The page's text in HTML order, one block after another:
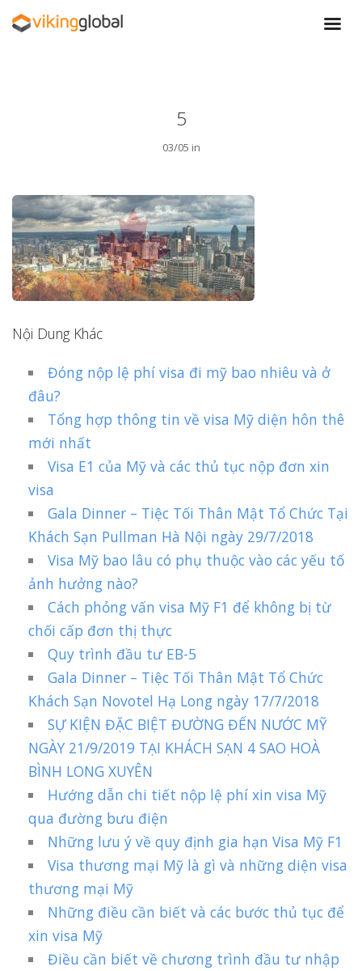
5
03/05 in
Nội Dung Khác
Đóng nộp lệ phí visa đi mỹ bao nhiêu và ở
đâu?
Tổng hợp thông tin về visa Mỹ diện hôn thê
mới nhất
Visa E1 của Mỹ và các thủ tục nộp đơn xin
visa
Gala Dinner – Tiệc Tối Thân Mật Tổ Chức Tại
Khách Sạn Pullman Hà Nội ngày 29/7/2018
Visa Mỹ bao lâu có phụ thuộc vào các yếu tố
ảnh hưởng nào?
Cách phỏng vấn visa Mỹ F1 để không bị từ
chối cấp đơn thị thực
Quy trình đầu tư EB-5
Gala Dinner – Tiệc Tối Thân Mật Tổ Chức
Khách Sạn Novotel Hạ Long ngày 17/7/2018
SỰ KIỆN ĐẶC BIỆT ĐƯỜNG ĐẾN NƯỚC MỸ
NGÀY 21/9/2019 TẠI KHÁCH SẠN 4 SAO HOÀ
BÌNH LONG XUYÊN
Hướng dẫn chi tiết nộp lệ phí xin visa Mỹ
qua đường bưu điện
Những lưu ý về quy định gia hạn Visa Mỹ F1
Visa thương mại Mỹ là gì và những diện visa
thương mại Mỹ
Những điều cần biết và các bước thủ tục để
xin visa Mỹ
Điều cần biết về chương trình đầu tư nhập